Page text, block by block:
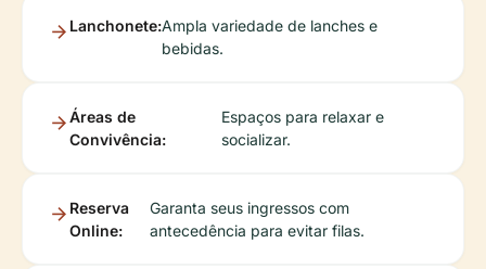
Lanchonete:Ampla variedade de lanches e
bebidas.
Áreas de
Convivência:
Espaços para relaxar e
socializar.
Reserva
Online:
Garanta seus ingressos com
antecedência para evitar filas.